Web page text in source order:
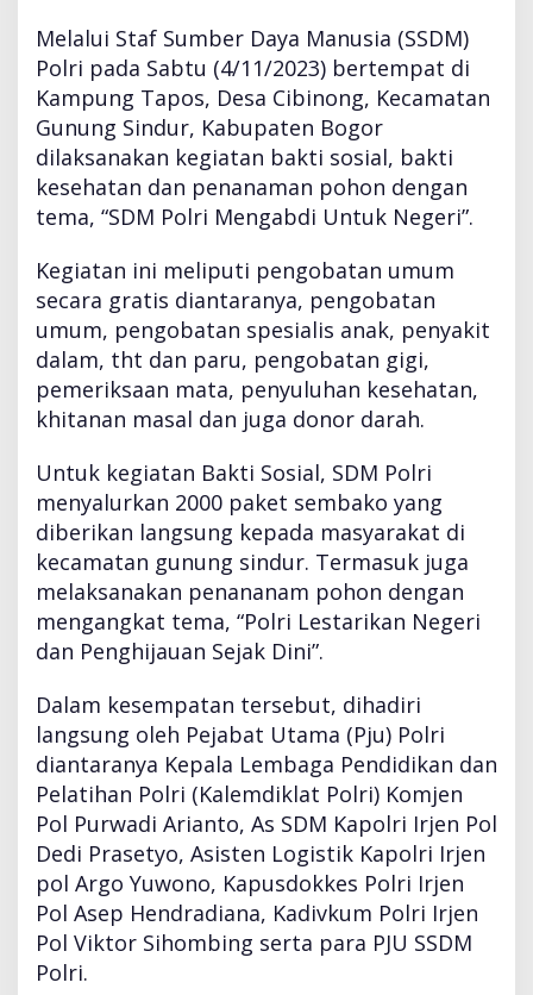
e
h
a
t
a
n
T
a
a
m
P
o
h
o
n
n
A
k
a
B
a
n
u
e
k
o
a
h
S
M
Melalui Staf Sumber Daya Manusia (SSDM)
Polri pada Sabtu (4/11/2023) bertempat di
Kampung Tapos, Desa Cibinong, Kecamatan
Gunung Sindur, Kabupaten Bogor
dilaksanakan kegiatan bakti sosial, bakti
kesehatan dan penanaman pohon dengan
tema, “SDM Polri Mengabdi Untuk Negeri”.
Kegiatan ini meliputi pengobatan umum
secara gratis diantaranya, pengobatan
umum, pengobatan spesialis anak, penyakit
dalam, tht dan paru, pengobatan gigi,
pemeriksaan mata, penyuluhan kesehatan,
khitanan masal dan juga donor darah.
Untuk kegiatan Bakti Sosial, SDM Polri
menyalurkan 2000 paket sembako yang
diberikan langsung kepada masyarakat di
kecamatan gunung sindur. Termasuk juga
melaksanakan penananam pohon dengan
mengangkat tema, “Polri Lestarikan Negeri
dan Penghijauan Sejak Dini”.
Dalam kesempatan tersebut, dihadiri
langsung oleh Pejabat Utama (Pju) Polri
diantaranya Kepala Lembaga Pendidikan dan
Pelatihan Polri (Kalemdiklat Polri) Komjen
Pol Purwadi Arianto, As SDM Kapolri Irjen Pol
Dedi Prasetyo, Asisten Logistik Kapolri Irjen
pol Argo Yuwono, Kapusdokkes Polri Irjen
Pol Asep Hendradiana, Kadivkum Polri Irjen
Pol Viktor Sihombing serta para PJU SSDM
Polri.